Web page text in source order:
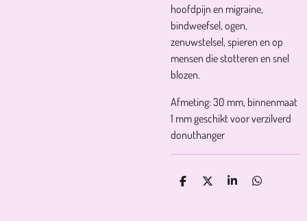
hoofdpijn en migraine,
bindweefsel, ogen,
zenuwstelsel, spieren en op
mensen die stotteren en snel
blozen.
Afmeting: 30 mm, binnenmaat
1 mm geschikt voor verzilverd
donuthanger
D
D
S
D